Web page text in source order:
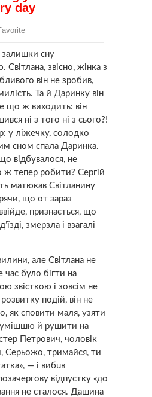
сну
Світлана, звісно, жінка з
він не зробив,
Та й Даринку він
що ж виходить: він
ні з того ні з сього?!
у ліжечку, солодко
сном спала Даринка.
відбувалося, не
ж тепер робити? Сергій
мaтюкав Світланину
що от зараз
признається, що
змерзла і взагалі
але Світлана не
час було бігти на
звісткою і зовсім не
подій, він не
як сповити маля, узяти
й рушити на
Петрович, чоловік
Серьожо, тримайся, ти
— і вибuв
відпустку «до
не сталося. Дашина